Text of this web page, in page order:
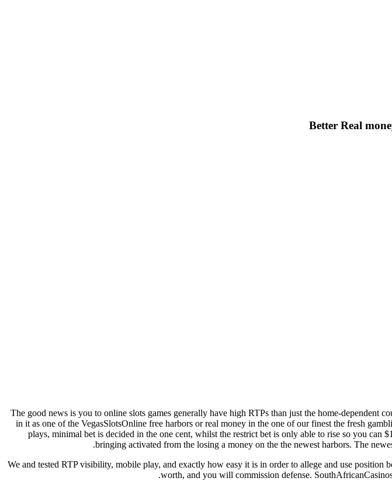
Better Real
The good news is you to online slots games generally have high RTPs than just the home-dependent
in it as one of the VegasSlotsOnline free harbors or real money in the one of our finest the fresh
plays, minimal bet is decided in the one cent, whilst the restrict bet is only able to rise so you
bringing activated from the losing a money on the the newest harbors. The
We and tested RTP visibility, mobile play, and exactly how easy it is in order to allege and use
worth, and you will commission defense.